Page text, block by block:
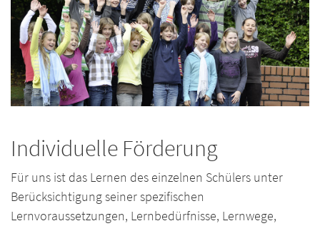
Individuelle Förderung
Für uns ist das Lernen des einzelnen Schülers unter
Berücksichtigung seiner spezifischen
Lernvoraussetzungen, Lernbedürfnisse, Lernwege,